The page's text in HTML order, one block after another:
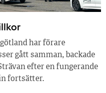
har förare
gått samman, backade
efter en fungerande
fortsätter.